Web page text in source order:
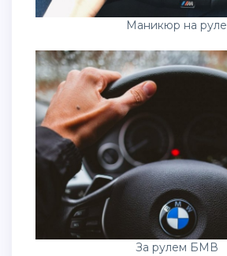
Маникюр на руле
За рулем БМВ